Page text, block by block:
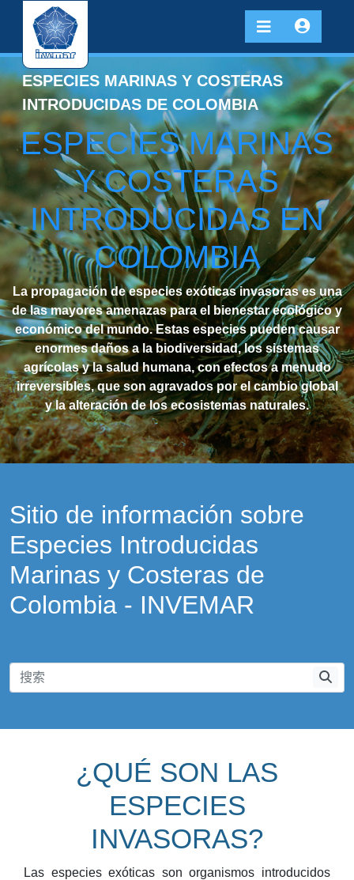
ESPECIES MARINAS Y COSTERAS
INTRODUCIDAS DE COLOMBIA
ESPECIES MARINAS
Y COSTERAS
INTRODUCIDAS EN
COLOMBIA
La propagación de especies exóticas invasoras es una
de las mayores amenazas para el bienestar ecológico y
económico del mundo. Estas especies pueden causar
enormes daños a la biodiversidad, los sistemas
agrícolas y la salud humana, con efectos a menudo
irreversibles, que son agravados por el cambio global
y la alteración de los ecosistemas naturales.
Sitio de información sobre
Especies Introducidas
Marinas y Costeras de
Colombia - INVEMAR
¿QUÉ SON LAS
ESPECIES
INVASORAS?
Las especies exóticas son organismos introducidos